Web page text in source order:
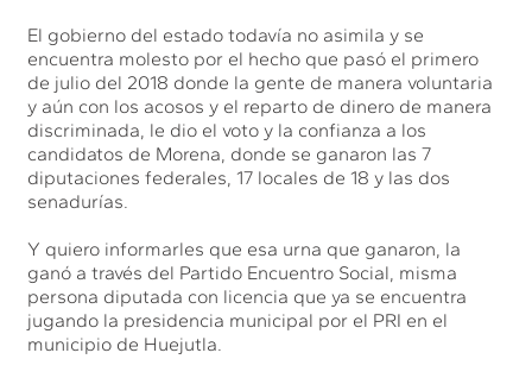
El gobierno del estado todavía no asimila y se
encuentra molesto por el hecho que pasó el primero
de julio del 2018 donde la gente de manera voluntaria
y aún con los acosos y el reparto de dinero de manera
discriminada, le dio el voto y la confianza a los
candidatos de Morena, donde se ganaron las 7
diputaciones federales, 17 locales de 18 y las dos
senadurías.
Y quiero informarles que esa urna que ganaron, la
ganó a través del Partido Encuentro Social, misma
persona diputada con licencia que ya se encuentra
jugando la presidencia municipal por el PRI en el
municipio de Huejutla.